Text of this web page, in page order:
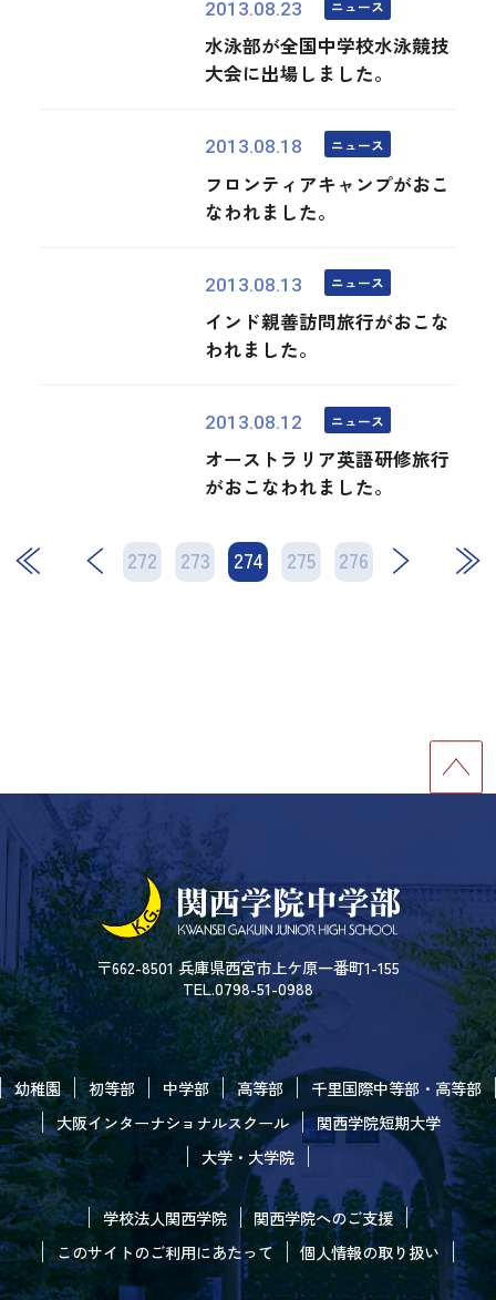
2013.08.23 ニュース
水泳部が全国中学校水泳競技
大会に出場しました。
2013.08.18 ニュース
フロンティアキャンプがおこ
なわれました。
2013.08.13 ニュース
インド親善訪問旅行がおこな
われました。
2013.08.12 ニュース
オーストラリア英語研修旅行
がおこなわれました。
272 273 274 275 276
次 最後
〒662-8501 兵庫県西宮市上ケ原一番町1-155
TEL.0798-51-0988
幼稚園 初等部 中学部 高等部
千里国際中等部・高等部
大阪インターナショナルスクール
関西学院短期大学
大学・大学院
学校法人関西学院
関西学院へのご支援
このサイトのご利用にあたって
個人情報の取り扱い